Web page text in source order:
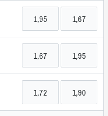
1,95 1,67
1,67 1,95
1,72 1,90